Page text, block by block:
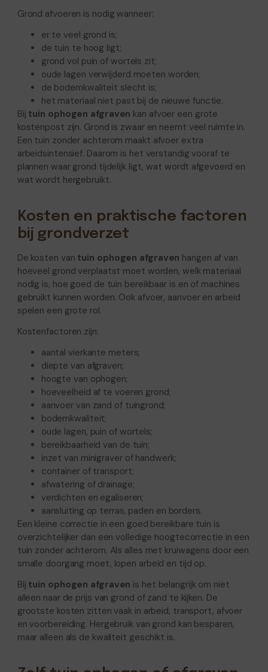
Grond afvoeren is nodig wanneer:
er te veel grond is;
de tuin te hoog ligt;
grond vol puin of wortels zit;
oude lagen verwijderd moeten worden;
de bodemkwaliteit slecht is;
het materiaal niet past bij de nieuwe functie.
Bij tuin ophogen afgraven kan afvoer een grote
kostenpost zijn. Grond is zwaar en neemt veel ruimte in.
Een tuin zonder achterom maakt afvoer extra
arbeidsintensief. Daarom is het verstandig vooraf te
plannen waar grond tijdelijk ligt, wat wordt afgevoerd en
wat wordt hergebruikt.
Kosten en praktische factoren
bij grondverzet
De kosten van tuin ophogen afgraven hangen af van
hoeveel grond verplaatst moet worden, welk materiaal
nodig is, hoe goed de tuin bereikbaar is en of machines
gebruikt kunnen worden. Ook afvoer, aanvoer en arbeid
spelen een grote rol.
Kostenfactoren zijn:
aantal vierkante meters;
diepte van afgraven;
hoogte van ophogen;
hoeveelheid af te voeren grond;
aanvoer van zand of tuingrond;
bodemkwaliteit;
oude lagen, puin of wortels;
bereikbaarheid van de tuin;
inzet van minigraver of handwerk;
container of transport;
afwatering of drainage;
verdichten en egaliseren;
aansluiting op terras, paden en borders.
Een kleine correctie in een goed bereikbare tuin is
overzichtelijker dan een volledige hoogtecorrectie in een
tuin zonder achterom. Als alles met kruiwagens door een
smalle doorgang moet, lopen arbeid en tijd op.
Bij tuin ophogen afgraven is het belangrijk om niet
alleen naar de prijs van grond of zand te kijken. De
grootste kosten zitten vaak in arbeid, transport, afvoer
en voorbereiding. Hergebruik van grond kan besparen,
maar alleen als de kwaliteit geschikt is.